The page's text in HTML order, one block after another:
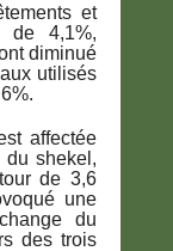
et
de 4,1%,
diminué
utilisés
affectée
shekel,
de 3,6
une
du
des trois